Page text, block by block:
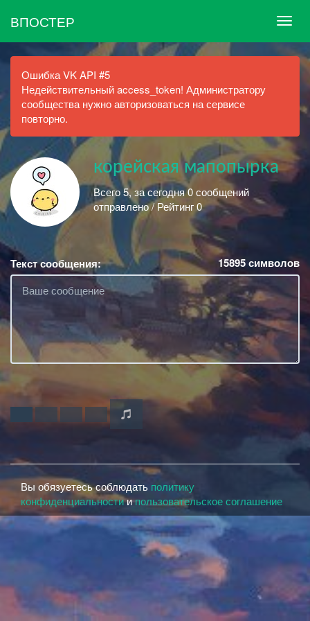
ВПОСТЕР
Ошибка VK API #5
Недействительный access_token! Администратору
сообщества нужно авторизоваться на сервисе
повторно.
корейская мапопырка
Всего 5, за сегодня 0 сообщений
отправлено / Рейтинг 0
Текст сообщения: 15895символов
Вы обязуетесь соблюдать политику
конфиденциальностиипользовательское соглашение